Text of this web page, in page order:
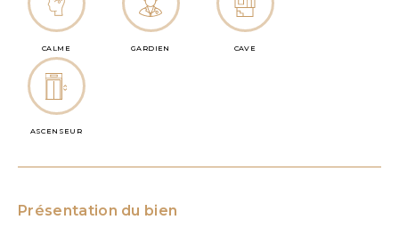
CALME GARDIEN CAVE
ASCENSEUR
Présentation du bien